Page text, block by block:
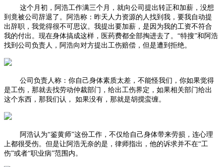
这个月初，阿浩工作满三个月，就向公司提出转正和加薪，没想
到竟被公司辞退了。阿浩称：昨天人力资源的人找到我，要我自动提
出辞职，我觉得很不可思议。我提出要加薪，是因为我的工资不符合
我的付出。现在身体搞成这样，医药费都全部掏进去了。“特搜”和阿浩
找到公司负责人，阿浩向对方提出工伤赔偿，但是遭到拒绝。
公司负责人称：你自己身体素质太差，不能怪我们，你如果觉得
是工伤，那就去找劳动仲裁部门，给出工伤界定，如果相关部门给出
这个东西，那我们认， 如果没有，那就是胡搅蛮缠。
阿浩认为“鉴黄师”这份工作，不仅给自己身体带来劳损，连心理
上都很受伤。但是让阿浩无奈的是，律师指出，他的诉求并不在“工
伤”或者“职业病”范围内。